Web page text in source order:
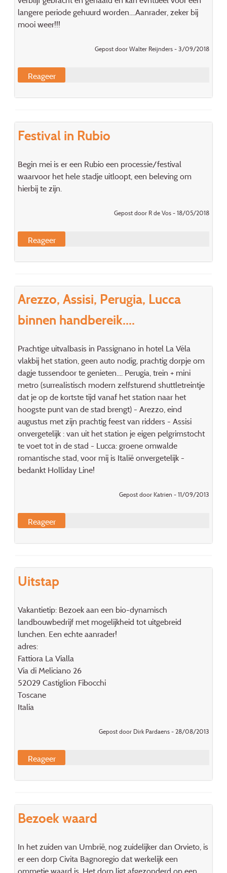
langere periode gehuurd worden....Aanrader, zeker bij
mooi weer!!!
Gepost door Walter Reijnders - 3/09/2018
Reageer
Festival in Rubio
Begin mei is er een Rubio een processie/festival
waarvoor het hele stadje uitloopt, een beleving om
hierbij te zijn.
Gepost door R de Vos - 18/05/2018
Reageer
Arezzo, Assisi, Perugia, Lucca
binnen handbereik....
Prachtige uitvalbasis in Passignano in hotel La Véla
vlakbij het station, geen auto nodig, prachtig dorpje om
dagje tussendoor te genieten.... Perugia, trein + mini
metro (surrealistisch modern zelfsturend shuttletreintje
dat je op de kortste tijd vanaf het station naar het
hoogste punt van de stad brengt) - Arezzo, eind
augustus met zijn prachtig feest van ridders - Assisi
onvergetelijk : van uit het station je eigen pelgrimstocht
te voet tot in de stad - Lucca: groene omwalde
romantische stad, voor mij is Italië onvergetelijk -
bedankt Holliday Line!
Gepost door Katrien - 11/09/2013
Reageer
Uitstap
Vakantietip: Bezoek aan een bio-dynamisch
landbouwbedrijf met mogelijkheid tot uitgebreid
lunchen. Een echte aanrader!
adres:
Fattiora La Vialla
Via di Meliciano 26
52029 Castiglion Fibocchi
Toscane
Italia
Gepost door Dirk Pardaens - 28/08/2013
Reageer
Bezoek waard
In het zuiden van Umbrië, nog zuidelijker dan Orvieto, is
er een dorp Civita Bagnoregio dat werkelijk een
ommetje waard is. Het dorp ligt afgezonderd op een